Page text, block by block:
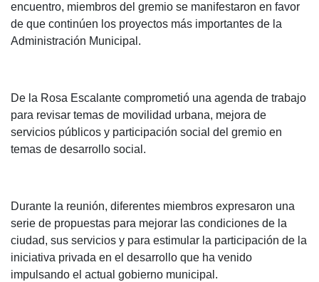
encuentro, miembros del gremio se manifestaron en favor
de que continúen los proyectos más importantes de la
Administración Municipal.
De la Rosa Escalante comprometió una agenda de trabajo
para revisar temas de movilidad urbana, mejora de
servicios públicos y participación social del gremio en
temas de desarrollo social.
Durante la reunión, diferentes miembros expresaron una
serie de propuestas para mejorar las condiciones de la
ciudad, sus servicios y para estimular la participación de la
iniciativa privada en el desarrollo que ha venido
impulsando el actual gobierno municipal.